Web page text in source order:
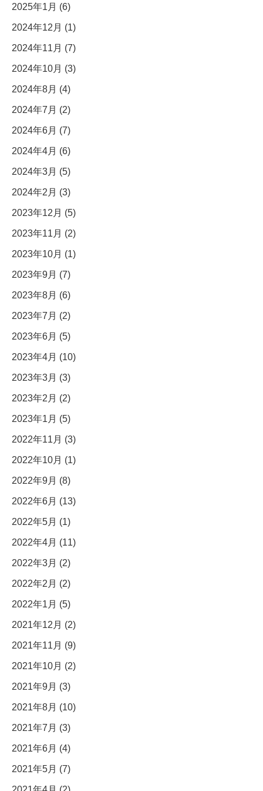
2025年1月 (6)
2024年12月 (1)
2024年11月 (7)
2024年10月 (3)
2024年8月 (4)
2024年7月 (2)
2024年6月 (7)
2024年4月 (6)
2024年3月 (5)
2024年2月 (3)
2023年12月 (5)
2023年11月 (2)
2023年10月 (1)
2023年9月 (7)
2023年8月 (6)
2023年7月 (2)
2023年6月 (5)
2023年4月 (10)
2023年3月 (3)
2023年2月 (2)
2023年1月 (5)
2022年11月 (3)
2022年10月 (1)
2022年9月 (8)
2022年6月 (13)
2022年5月 (1)
2022年4月 (11)
2022年3月 (2)
2022年2月 (2)
2022年1月 (5)
2021年12月 (2)
2021年11月 (9)
2021年10月 (2)
2021年9月 (3)
2021年8月 (10)
2021年7月 (3)
2021年6月 (4)
2021年5月 (7)